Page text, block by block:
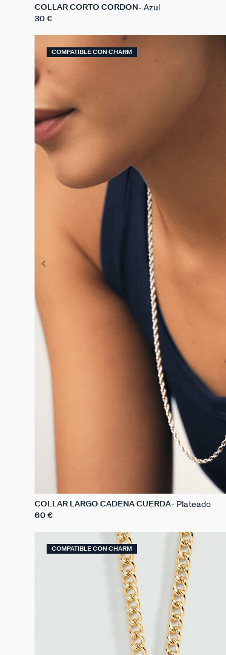
COLLAR CORTO CORDÓN Azul
30 €
COMPATIBLE CON CHARM
COLLAR LARGO CADENA CUERDA Plateado
60 €
COMPATIBLE CON CHARM